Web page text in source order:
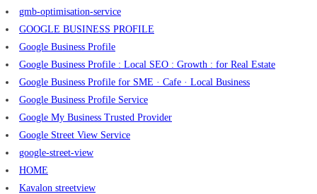
gmb-optimisation-service
GOOGLE BUSINESS PROFILE
Google Business Profile
Google Business Profile : Local SEO : Growth : for Real Estate
Google Business Profile for SME · Cafe · Local Business
Google Business Profile Service
Google My Business Trusted Provider
Google Street View Service
google-street-view
HOME
Kavalon streetview